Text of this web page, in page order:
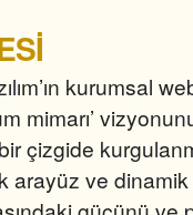
kurumsal
mimarı’
çizgide
arayüz ve